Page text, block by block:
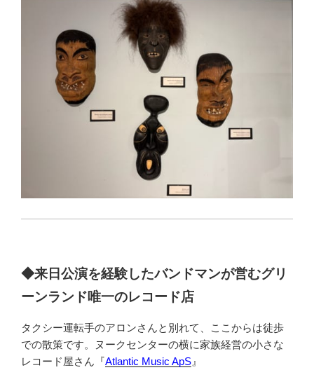
◆来日公演を経験したバンドマンが営むグリ
ーンランド唯一のレコード店
タクシー運転手のアロンさんと別れて、ここからは徒歩
での散策です。ヌークセンターの横に家族経営の小さな
レコード屋さん『Atlantic Music ApS 』